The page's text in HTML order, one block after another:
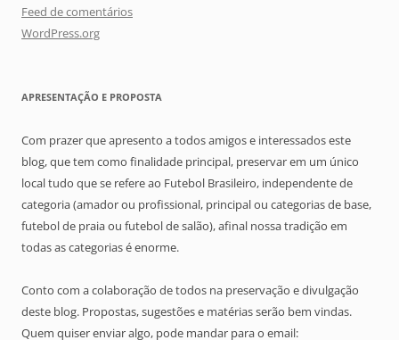
Feed de comentários
WordPress.org
APRESENTAÇÃO E PROPOSTA
Com prazer que apresento a todos amigos e interessados este
blog, que tem como finalidade principal, preservar em um único
local tudo que se refere ao Futebol Brasileiro, independente de
categoria (amador ou profissional, principal ou categorias de base,
futebol de praia ou futebol de salão), afinal nossa tradição em
todas as categorias é enorme.
Conto com a colaboração de todos na preservação e divulgação
deste blog. Propostas, sugestões e matérias serão bem vindas.
Quem quiser enviar algo, pode mandar para o email: